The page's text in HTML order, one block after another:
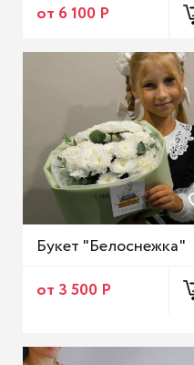
от 6 100 Р
Букет "Белоснежка"
от 3 500 Р